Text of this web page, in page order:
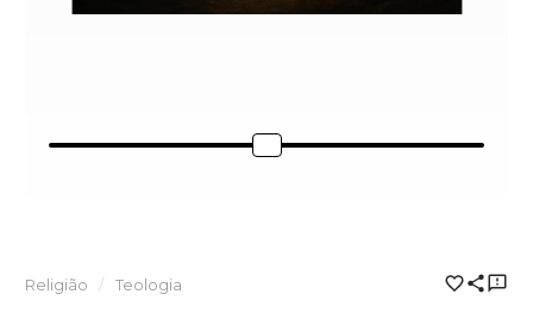
Religião Teologia